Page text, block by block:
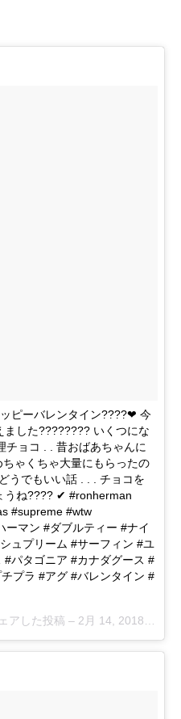
ピーバレンタイン????❤︎ 今
した???????? いくつにな
チョコ . . 昔おばあちゃんに
ゃくちゃ大量にもらったの
うでもいい話 . . . チョコを
うね???? ✔︎ #ronherman
#supreme #wtw
マン #ダブルティー #ナイ
ュプリーム #サーフィン #ユ
パタゴニア #カナダグース #
プラ #アグ #バレンタイン #
アした投稿 – 2月 14, 2018 at 4:40午前 PST